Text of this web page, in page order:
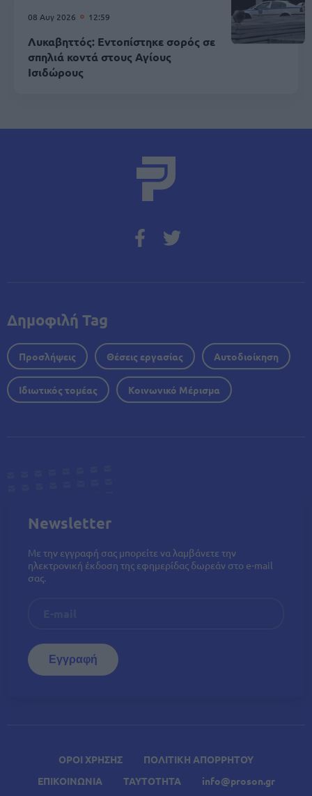
08 Αυγ 2026 12:59
Λυκαβηττός: Εντοπίστηκε σορός σε
σπηλιά κοντά στους Αγίους
Ισιδώρους
ΟΡΟΙ ΧΡΗΣΗΣ
ΠΟΛΙΤΙΚΗ ΑΠΟΡΡΗΤΟΥ
ΕΠΙΚΟΙΝΩΝΙΑ
ΤΑΥΤΟΤΗΤΑ
info@proson.gr
Δημοφιλή Tag
Προσλήψεις Θέσεις εργασίας Αυτοδιοίκηση
Ιδιωτικός τομέας Κοινωνικό Μέρισμα
Newsletter
Με την εγγραφή σας μπορείτε να λαμβάνετε την
ηλεκτρονική έκδοση της εφημερίδας δωρεάν στο e-mail
σας.